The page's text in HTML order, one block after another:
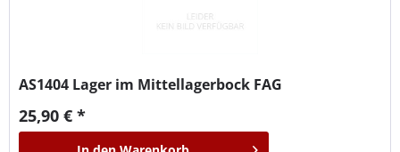
AS1404 Lager im Mittellagerbock FAG
25,90 € *